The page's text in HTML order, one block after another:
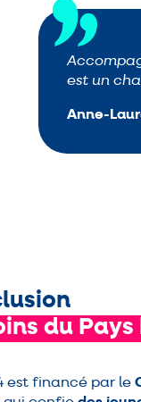
est un
Anne-
du Pays
est financé par le